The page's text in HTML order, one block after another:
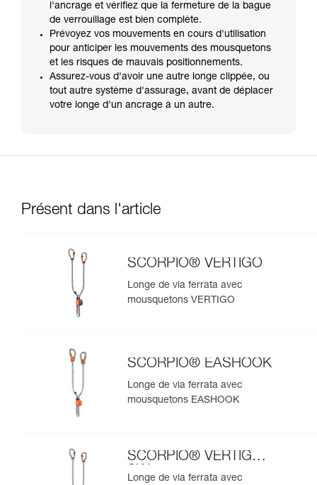
l'ancrage et vérifiez que la fermeture de la bague
de verrouillage est bien complète.
Prévoyez vos mouvements en cours d'utilisation
pour anticiper les mouvements des mousquetons
et les risques de mauvais positionnements.
Assurez-vous d'avoir une autre longe clippée, ou
tout autre système d'assurage, avant de déplacer
votre longe d'un ancrage à un autre.
Présent dans l'article
SCORPIO® VERTIGO
Longe de via ferrata avec
mousquetons VERTIGO
SCORPIO® EASHOOK
Longe de via ferrata avec
mousquetons EASHOOK
SCORPIO® VERTIGO
SW
Longe de via ferrata avec